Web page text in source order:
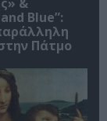
Blue”:
Πάτμο